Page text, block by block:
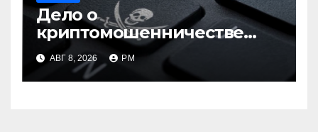
Дело о
криптомошенничестве
оборачивают в содействие
терроризму
АВГ 8, 2026 РМ